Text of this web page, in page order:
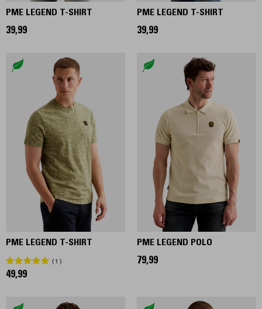
PME LEGEND T-SHIRT
39,99
PME LEGEND T-SHIRT
39,99
PME LEGEND T-SHIRT
1
49,99
PME LEGEND POLO
79,99